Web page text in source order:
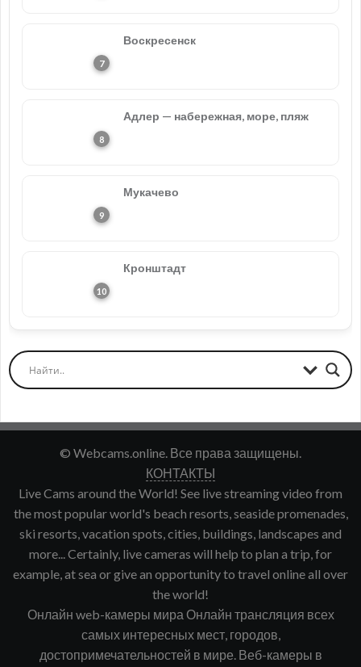
Воскресенск
Адлер — набережная, море, пляж
Мукачево
Кронштадт
© Webcams.online. Все права защищены.
КОНТАКТЫ
Live Cams around the World! See live streaming video from
the most popular world's beach resorts, seaside promenades,
ski resorts, vacation spots, cities, buildings, landscapes and
more... Certainly, live cameras will help to plan a trip, for
example, at sea or give an opportunity to travel online all over
the world!
Онлайн web-камеры мира Онлайн трансляция всех
самых интересных мест, городов,
достопримечательностей в мире. Веб-камеры в